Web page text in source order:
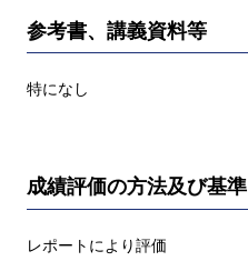
参考書、講義資料等
特になし
成績評価の方法及び基準
レポートにより評価